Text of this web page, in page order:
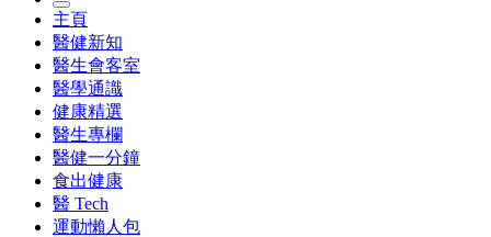
主頁
醫健新知
醫生會客室
醫學通識
健康精選
醫生專欄
醫健一分鐘
食出健康
醫 Tech
運動懶人包